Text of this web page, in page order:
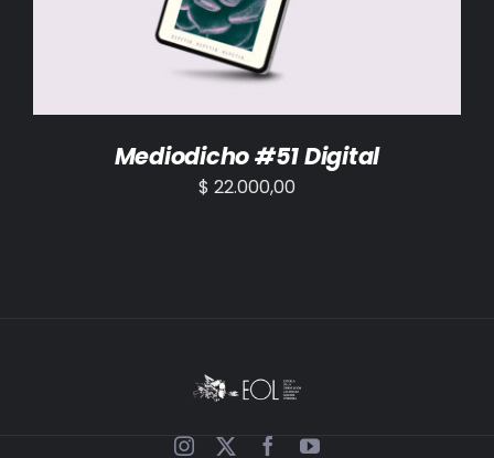
Mediodicho #51 Digital
$ 22.000,00